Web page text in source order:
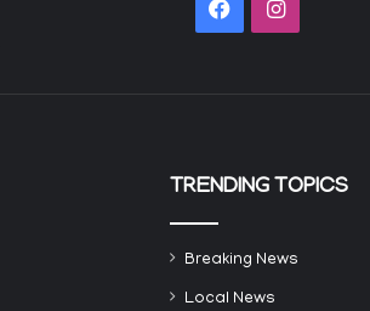
FacebookInstagram
TRENDING TOPICS
Breaking News
Local News